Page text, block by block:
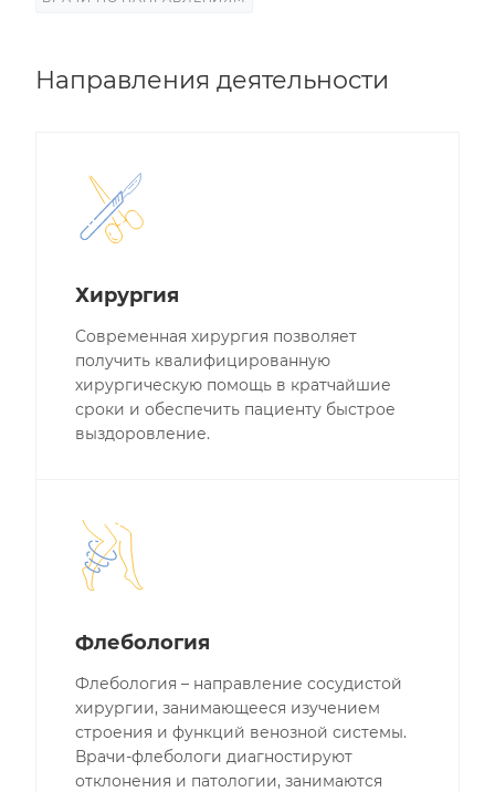
Направления деятельности
Хирургия
Современная хирургия позволяет
получить квалифицированную
хирургическую помощь в кратчайшие
сроки и обеспечить пациенту быстрое
выздоровление.
Флебология
Флебология – направление сосудистой
хирургии, занимающееся изучением
строения и функций венозной системы.
Врачи-флебологи диагностируют
отклонения и патологии, занимаются